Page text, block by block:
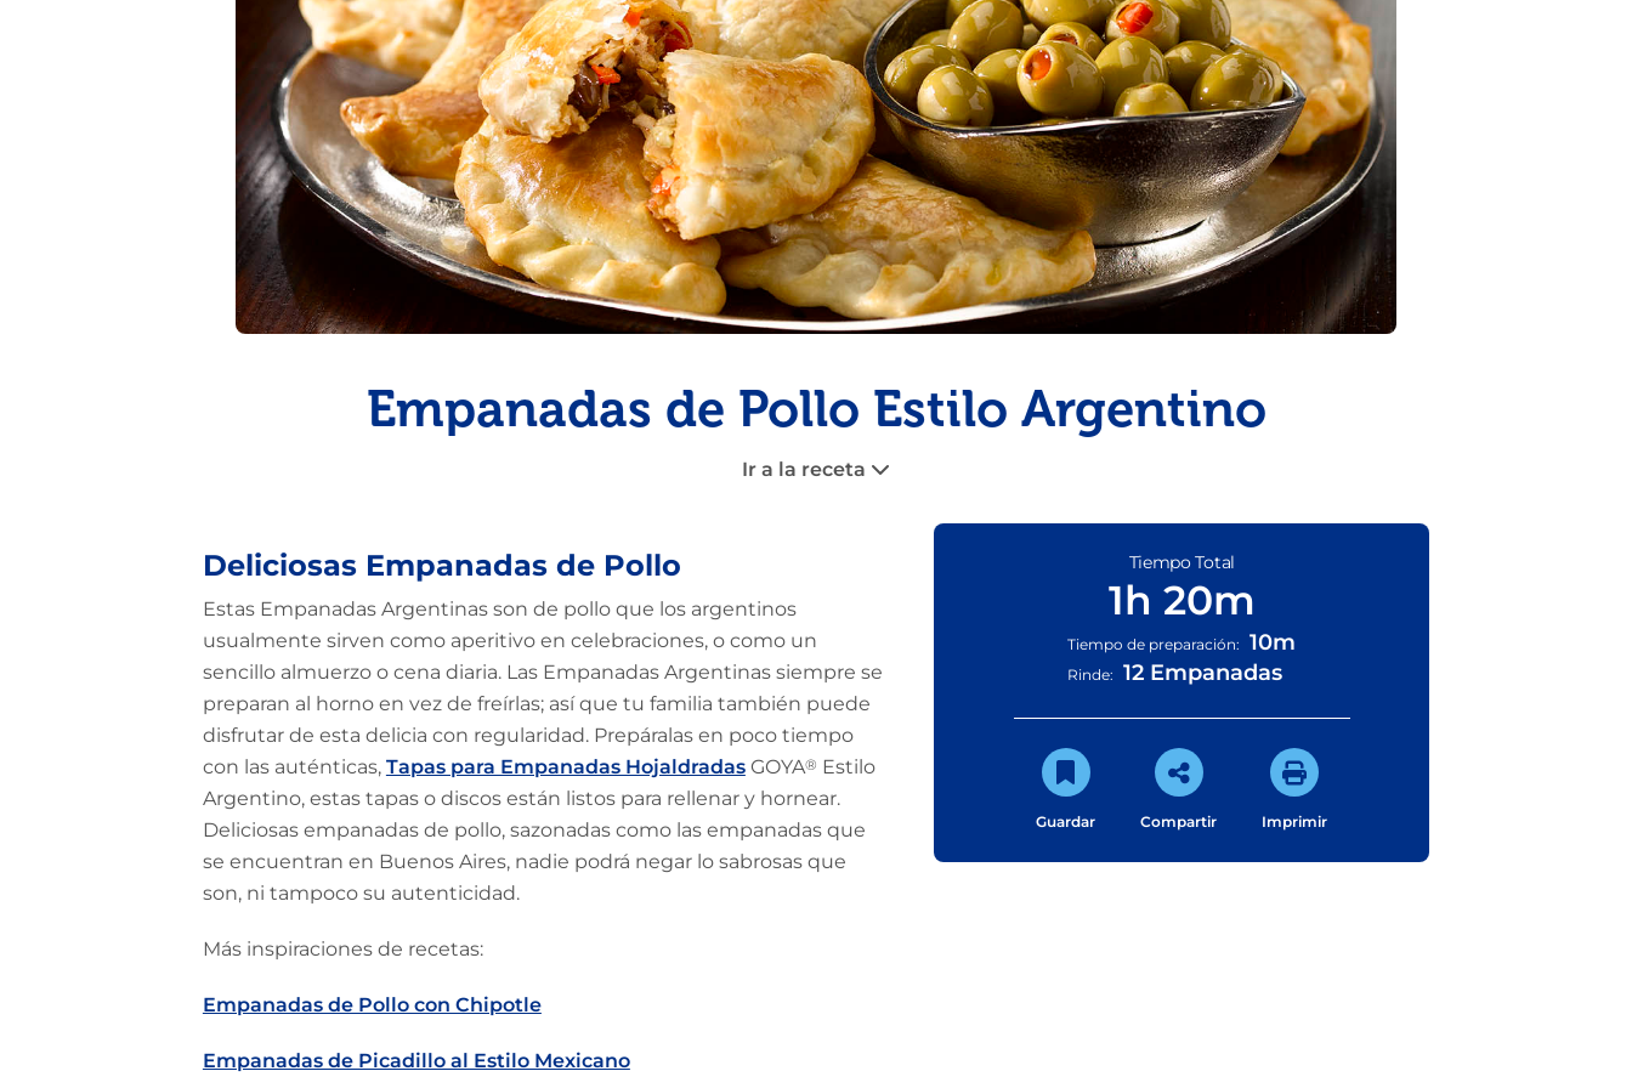
pinchos para el verano
Pudin
Pescado
Camarón
Empanadas de Pollo Estilo Argentino
Ir a la receta
Deliciosas Empanadas de Pollo
Estas Empanadas Argentinas son de pollo que los argentinos
usualmente sirven como aperitivo en celebraciones, o como un
sencillo almuerzo o cena diaria. Las Empanadas Argentinas siempre se
preparan al horno en vez de freírlas; así que tu familia también puede
disfrutar de esta delicia con regularidad. Prepáralas en poco tiempo
con las auténticas, Tapas para Empanadas HojaldradasGOYA® Estilo
Argentino, estas tapas o discos están listos para rellenar y hornear.
Deliciosas empanadas de pollo, sazonadas como las empanadas que
se encuentran en Buenos Aires, nadie podrá negar lo sabrosas que
son, ni tampoco su autenticidad.
Más inspiraciones de recetas:
Empanadas de Pollo con Chipotle
Empanadas de Picadillo al Estilo Mexicano
Tiempo Total
1h 20m
Tiempo de preparación: 10m
Rinde: 12 Empanadas
Guardar Compartir Imprimir